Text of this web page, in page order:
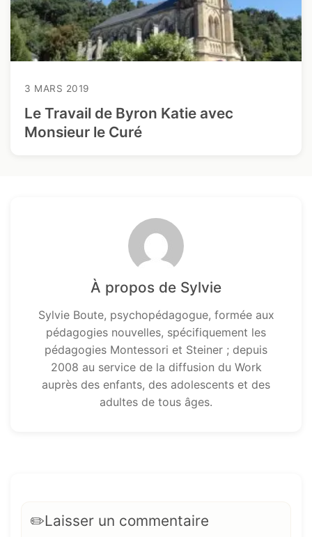
3 MARS 2019
Le Travail de Byron Katie avec
Monsieur le Curé
À propos de Sylvie
Sylvie Boute, psychopédagogue, formée aux
pédagogies nouvelles, spécifiquement les
pédagogies Montessori et Steiner ; depuis
2008 au service de la diffusion du Work
auprès des enfants, des adolescents et des
adultes de tous âges.
Laisser un commentaire